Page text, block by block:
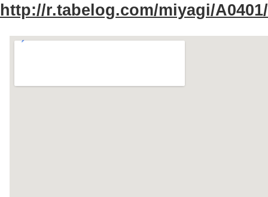
http://r.tabelog.com/miyagi/